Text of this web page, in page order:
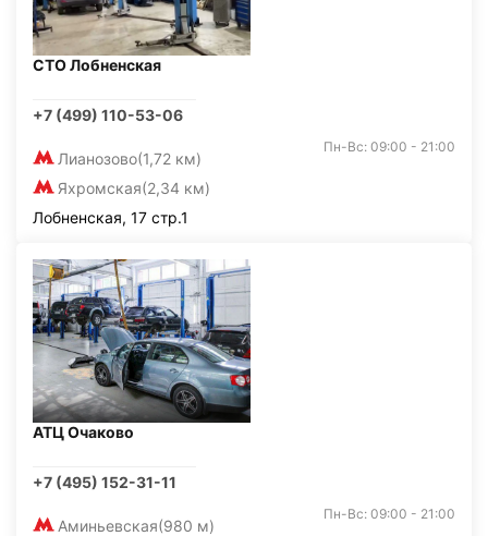
СТО Лобненская
+7 (499) 110-53-06
Лианозово(1,72 км)
Яхромская(2,34 км)
Пн-Вс: 09:00 - 21:00
Лобненская, 17 стр.1
АТЦ Очаково
+7 (495) 152-31-11
Аминьевская(980 м)
Пн-Вс: 09:00 - 21:00